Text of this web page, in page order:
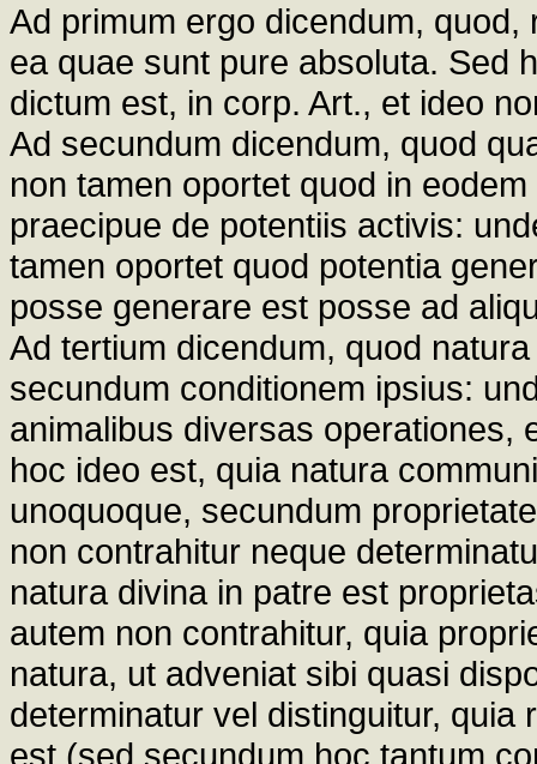
Ad primum ergo dicendum,
ea quae sunt pure absoluta. Sed
dictum est, in corp. Art., et ideo
Ad secundum dicendum, quod
non tamen oportet quod in
praecipue de potentiis activis:
tamen oportet quod potentia
posse generare est posse ad
Ad tertium dicendum, quod
secundum conditionem ipsius:
animalibus diversas operationes,
hoc ideo est, quia natura
unoquoque, secundum
non contrahitur neque
natura divina in patre est
autem non contrahitur, quia
natura, ut adveniat sibi quasi
determinatur vel distinguitur, quia
est (sed secundum hoc tantum